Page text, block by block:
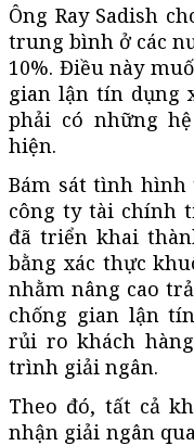
Ông Ray Sadish
trung bình ở các
10%. Điều này
gian lận tín dụng
phải có những
hiện.
Bám sát tình hình
công ty tài chính
đã triển khai
bằng xác thực
nhằm nâng cao
chống gian lận
rủi ro khách
trình giải ngân.
Theo đó, tất cả
nhận giải ngân